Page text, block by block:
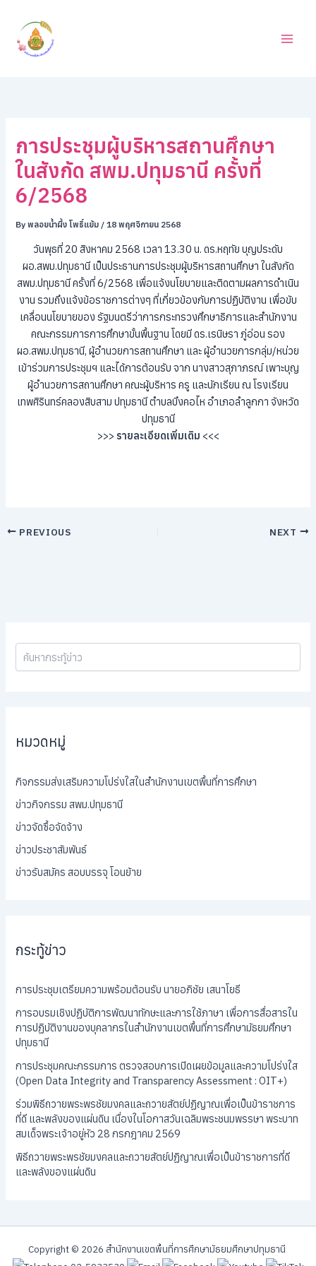
content
การประชุมผู้บริหารสถานศึกษา
ในสังกัด สพม.ปทุมธานี ครั้งที่
6/2568
Byพลอยน้ำผึ้ง โพธิ์แย้ม /18 พฤศจิกายน 2568
วันพุธที่ 20 สิงหาคม 2568 เวลา 13.30 น. ดร.หฤทัย บุญประดับ
ผอ.สพม.ปทุมธานี เป็นประธานการประชุมผู้บริหารสถานศึกษา ในสังกัด
สพม.ปทุมธานี ครั้งที่ 6/2568 เพื่อแจ้งนโยบายและติดตามผลการดำเนิน
งาน รวมถึงแจ้งข้อราชการต่างๆ ที่เกี่ยวข้องกับการปฏิบัติงาน เพื่อขับ
เคลื่อนนโยบายของ รัฐมนตรีว่าการกระทรวงศึกษาธิการและสำนักงาน
คณะกรรมการการศึกษาขั้นพื้นฐาน โดยมี ดร.เรนิษรา ภู่อ่อน รอง
ผอ.สพม.ปทุมธานี, ผู้อำนวยการสถานศึกษา และ ผู้อำนวยการกลุ่ม/หน่วย
เข้าร่วมการประชุมฯ และได้การต้อนรับ จาก นางสาวสุภาภรณ์ เพาะบุญ
ผู้อำนวยการสถานศึกษา คณะผู้บริหาร ครู และนักเรียน ณ โรงเรียน
เทพศิรินทร์คลองสิบสาม ปทุมธานี ตำบลบึงคอไห อำเภอลำลูกกา จังหวัด
ปทุมธานี
>>> รายละเอียดเพิ่มเติม <<<
PREVIOUS NEXT
ห
า
หมวดหมู่
กิจกรรมส่งเสริมความโปร่งใสในสำนักงานเขตพื้นที่การศึกษา
ข่าวกิจกรรม สพม.ปทุมธานี
ข่าวจัดซื้อจัดจ้าง
ข่าวประชาสัมพันธ์
ข่าวรับสมัคร สอบบรรจุ โอนย้าย
กระทู้ข่าว
การประชุมเตรียมความพร้อมต้อนรับ นายอภิชัย เสนาโยธี
การอบรมเชิงปฏิบัติการพัฒนาทักษะและการใช้ภาษา เพื่อการสื่อสารใน
การปฏิบัติงานของบุคลากรในสำนักงานเขตพื้นที่การศึกษามัธยมศึกษา
ปทุมธานี
การประชุมคณะกรรมการ ตรวจสอบการเปิดเผยข้อมูลและความโปร่งใส
(Open Data Integrity and Transparency Assessment : OIT+)
ร่วมพิธีถวายพระพรชัยมงคลและถวายสัตย์ปฏิญาณเพื่อเป็นข้าราชการ
ที่ดี และพลังของแผ่นดิน เนื่องในโอกาสวันเฉลิมพระชนมพรรษา พระบาท
สมเด็จพระเจ้าอยู่หัว 28 กรกฎาคม 2569
พิธีถวายพระพรชัยมงคลและถวายสัตย์ปฏิญาณเพื่อเป็นข้าราชการที่ดี
และพลังของแผ่นดิน
Copyright © 2026 สํานักงานเขตพื้นที่การศึกษามัธยมศึกษาปทุมธานี